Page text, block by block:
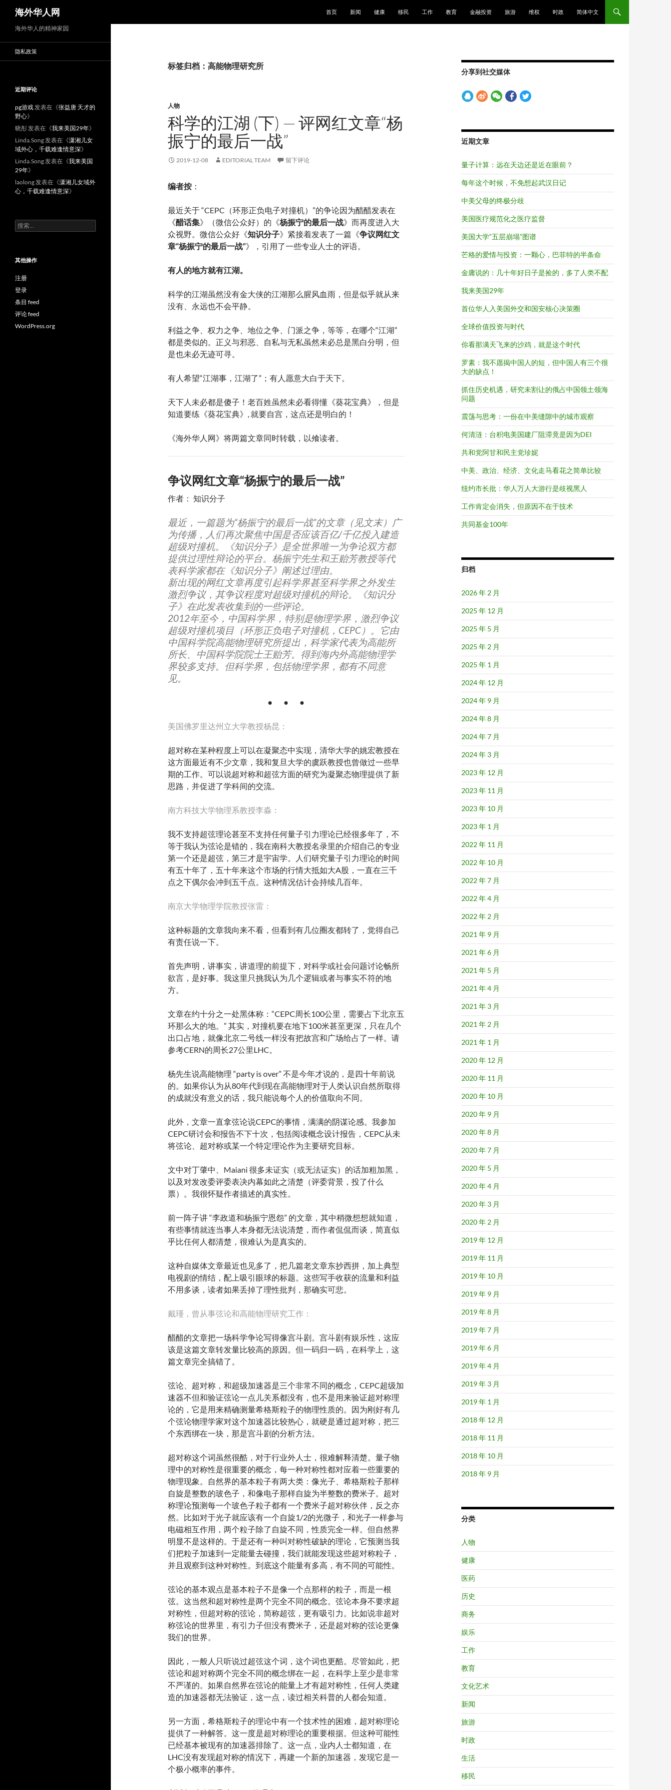
海外华人网
首页
新闻 健康 移民 工作 教育 金融投资 旅游 维权 时政 简体中文
标签归档：高能物理研究所
人物
科学的江湖 (下) — 评网红文章“杨
振宁的最后一战”
2019-12-08 EDITORIAL TEAM 留下评论
编者按 ：
最近关于 “CEPC（环形正负电子对撞机）”的争论因为醋醋发表在
《醋话集》（微信公众好）的《杨振宁的最后一战》而再度进入大
众视野。微信公众好《知识分子》紧接着发表了一篇《争议网红文
章“杨振宁的最后一战”》，引用了一些专业人士的评语。
有人的地方就有江湖。
科学的江湖虽然没有金大侠的江湖那么腥风血雨，但是似乎就从来
没有、永远也不会平静。
利益之争、权力之争、地位之争、门派之争，等等，在哪个“江湖”
都是类似的。正义与邪恶、自私与无私虽然未必总是黑白分明，但
是也未必无迹可寻。
有人希望“江湖事，江湖了”；有人愿意大白于天下。
天下人未必都是傻子！老百姓虽然未必看得懂《葵花宝典》，但是
知道要练《葵花宝典》, 就要自宫，这点还是明白的！
《海外华人网》将两篇文章同时转载，以飧读者。
争议网红文章“杨振宁的最后一战”
作者： 知识分子
最近，一篇题为“杨振宁的最后一战”的文章（见文末）广
为传播，人们再次聚焦中国是否应该百亿/千亿投入建造
超级对撞机。《知识分子》是全世界唯一为争论双方都
提供过理性辩论的平台。杨振宁先生和王贻芳教授等代
表科学家都在《知识分子》阐述过理由。
新出现的网红文章再度引起科学界甚至科学界之外发生
激烈争议，其争议程度对超级对撞机的辩论。《知识分
子》在此发表收集到的一些评论。
2012年至今，中国科学界，特别是物理学界，激烈争议
超级对撞机项目（环形正负电子对撞机，CEPC）。它由
中国科学院高能物理研究所提出，科学家代表为高能所
所长、中国科学院院士王贻芳。得到海内外高能物理学
界较多支持。但科学界，包括物理学界，都有不同意
见。
● ● ●
美国佛罗里达州立大学教授杨昆：
超对称在某种程度上可以在凝聚态中实现，清华大学的姚宏教授在
这方面最近有不少文章，我和复旦大学的虞跃教授也曾做过一些早
期的工作。可以说超对称和超弦方面的研究为凝聚态物理提供了新
思路，并促进了学科间的交流。
南方科技大学物理系教授李淼：
我不支持超弦理论甚至不支持任何量子引力理论已经很多年了，不
等于我认为弦论是错的，我在南科大教授名录里的介绍自己的专业
第一个还是超弦，第三才是宇宙学。人们研究量子引力理论的时间
有五十年了，五十年来这个市场的行情大抵如大A股，一直在三千
点之下偶尔会冲到五千点。这种情况估计会持续几百年。
南京大学物理学院教授张雷：
这种标题的文章我向来不看，但看到有几位圈友都转了，觉得自己
有责任说一下。
首先声明，讲事实，讲道理的前提下，对科学或社会问题讨论畅所
欲言，是好事。我这里只挑我认为几个逻辑或者与事实不符的地
方。
文章在约十分之一处黑体称：“CEPC周长100公里，需要占下北京五
环那么大的地。” 其实，对撞机要在地下100米甚至更深，只在几个
出口占地，就像北京二号线一样没有把故宫和广场给占了一样。请
参考CERN的周长27公里LHC。
杨先生说高能物理 “party is over” 不是今年才说的，是四十年前说
的。如果你认为从80年代到现在高能物理对于人类认识自然所取得
的成就没有意义的话，我只能说每个人的价值取向不同。
此外，文章一直拿弦论说CEPC的事情，满满的阴谋论感。我参加
CEPC研讨会和报告不下十次，包括阅读概念设计报告，CEPC从未
将弦论、超对称或某一个特定理论作为主要研究目标。
文中对丁肇中、Maiani 很多未证实（或无法证实）的话加粗加黑，
以及对发改委评委表决内幕如此之清楚（评委背景，投了什么
票）。我很怀疑作者描述的真实性。
前一阵子讲 “李政道和杨振宁恩怨” 的文章，其中稍微想想就知道，
有些事情就连当事人本身都无法说清楚，而作者侃侃而谈，简直似
乎比任何人都清楚，很难认为是真实的。
这种自媒体文章最近也见多了，把几篇老文章东抄西拼，加上典型
电视剧的情结，配上吸引眼球的标题。这些写手收获的流量和利益
不用多谈，读者如果丢掉了理性批判，那确实可悲。
戴瑾，曾从事弦论和高能物理研究工作：
醋醋的文章把一场科学争论写得像宫斗剧。宫斗剧有娱乐性，这应
该是这篇文章转发量比较高的原因。但一码归一码，在科学上，这
篇文章完全搞错了。
弦论、超对称，和超级加速器是三个非常不同的概念，CEPC超级加
速器不但和验证弦论一点儿关系都没有，也不是用来验证超对称理
论的，它是用来精确测量希格斯粒子的物理性质的。因为刚好有几
个弦论物理学家对这个加速器比较热心，就硬是通过超对称，把三
个东西绑在一块，那是宫斗剧的分析方法。
超对称这个词虽然很酷，对于行业外人士，很难解释清楚。量子物
理中的对称性是很重要的概念，每一种对称性都对应着一些重要的
物理现象。自然界的基本粒子有两大类：像光子、希格斯粒子那样
自旋是整数的玻色子，和像电子那样自旋为半整数的费米子。超对
称理论预测每一个玻色子粒子都有一个费米子超对称伙伴，反之亦
然。比如对于光子就应该有一个自旋1/2的光微子，和光子一样参与
电磁相互作用，两个粒子除了自旋不同，性质完全一样。但自然界
明显不是这样的。于是还有一种叫对称性破缺的理论，它预测当我
们把粒子加速到一定能量去碰撞，我们就能发现这些超对称粒子，
并且观察到这种对称性。到底这个能量有多高，有不同的可能性。
弦论的基本观点是基本粒子不是像一个点那样的粒子，而是一根
弦。这当然和超对称性是两个完全不同的概念。弦论本身不要求超
对称性，但超对称的弦论，简称超弦，更有吸引力。比如说非超对
称弦论的世界里，有引力子但没有费米子，还是超对称的弦论更像
我们的世界。
因此，一般人只听说过超弦这个词，这个词也更酷。尽管如此，把
弦论和超对称两个完全不同的概念绑在一起，在科学上至少是非常
不严谨的。如果自然界在弦论的能量上才有超对称性，任何人类建
造的加速器都无法验证，这一点，读过相关科普的人都会知道。
另一方面，希格斯粒子的理论中有一个技术性的困难，超对称理论
提供了一种解答。这一度是超对称理论的重要根据。但这种可能性
已经基本被现有的加速器排除了。这一点，业内人士都知道，在
LHC没有发现超对称的情况下，再建一个新的加速器，发现它是一
个极小概率的事件。
分享到社交媒体
近期文章
量子计算：远在天边还是近在眼前？
每年这个时候，不免想起武汉日记
中美父母的终极分歧
美国医疗规范化之医疗监督
美国大学“五层崩塌”图谱
芒格的爱情与投资：一颗心，巴菲特的半条命
金庸说的：几十年好日子是捡的，多了人类不配
我来美国29年
首位华人入美国外交和国安核心决策圈
全球价值投资与时代
你看那满天飞来的沙鸡，就是这个时代
罗素：我不愿揭中国人的短，但中国人有三个很
大的缺点！
抓住历史机遇，研究未割让的俄占中国领土领海
问题
震荡与思考：一份在中美缝隙中的城市观察
何清涟：台积电美国建厂阻滞竟是因为DEI
共和党阿甘和民主党珍妮
中美、政治、经济、文化走马看花之简单比较
纽约市长批：华人万人大游行是歧视黑人
工作肯定会消失，但原因不在于技术
共同基金100年
归档
2026 年 2 月
2025 年 12 月
2025 年 5 月
2025 年 2 月
2025 年 1 月
2024 年 12 月
2024 年 9 月
2024 年 8 月
2024 年 7 月
2024 年 3 月
2023 年 12 月
2023 年 11 月
2023 年 10 月
2023 年 1 月
2022 年 11 月
2022 年 10 月
2022 年 7 月
2022 年 4 月
2022 年 2 月
2021 年 9 月
2021 年 6 月
2021 年 5 月
2021 年 4 月
2021 年 3 月
2021 年 2 月
2021 年 1 月
2020 年 12 月
2020 年 11 月
2020 年 10 月
2020 年 9 月
2020 年 8 月
2020 年 7 月
2020 年 5 月
2020 年 4 月
2020 年 3 月
2020 年 2 月
2019 年 12 月
2019 年 11 月
2019 年 10 月
2019 年 9 月
2019 年 8 月
2019 年 7 月
2019 年 6 月
2019 年 4 月
2019 年 3 月
2019 年 1 月
2018 年 12 月
2018 年 11 月
2018 年 10 月
2018 年 9 月
分类
人物
健康
医药
历史
商务
娱乐
工作
教育
文化艺术
新闻
旅游
时政
生活
移民
海外华人的精神家园
隐私政策
近期评论
pg游戏发表在《张益唐 天才的
野心》
晓彤发表在《我来美国29年》
Linda.Song发表在《潇湘儿女
域外心，千载难逢情意深》
Linda.Song发表在《我来美国
29年》
laolong发表在《潇湘儿女域外
心，千载难逢情意深》
搜
索：
其他操作
注册
登录
条目 feed
评论 feed
WordPress.org